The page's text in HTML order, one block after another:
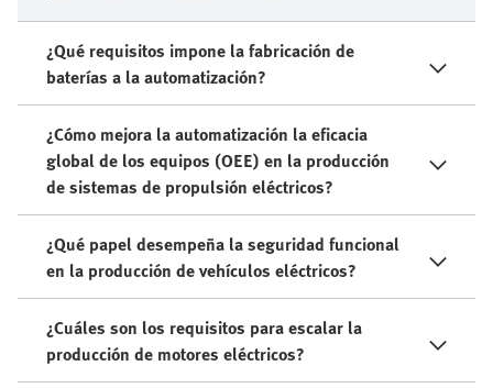
¿Qué requisitos impone la fabricación de
baterías a la automatización?
¿Cómo mejora la automatización la eficacia
global de los equipos (OEE) en la producción
de sistemas de propulsión eléctricos?
¿Qué papel desempeña la seguridad funcional
en la producción de vehículos eléctricos?
¿Cuáles son los requisitos para escalar la
producción de motores eléctricos?